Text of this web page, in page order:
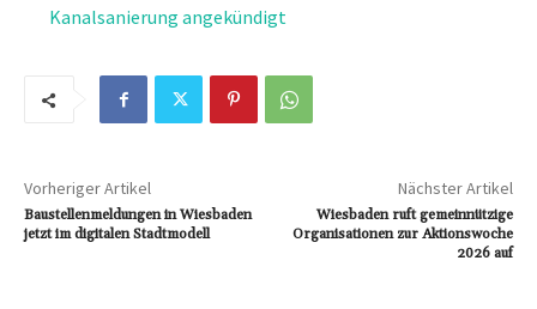
Kanalsanierung angekündigt
Vorheriger Artikel
Baustellenmeldungen in Wiesbaden
jetzt im digitalen Stadtmodell
Nächster Artikel
Wiesbaden ruft gemeinnützige
Organisationen zur Aktionswoche
2026 auf